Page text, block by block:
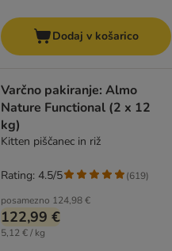
Dodaj v košarico
Varčno pakiranje: Almo
Nature Functional (2 x 12
kg)
Kitten piščanec in riž
posamezno 124,98 €
122,99 €
5,12 € / kg
Rating: 4.5/5 (619)